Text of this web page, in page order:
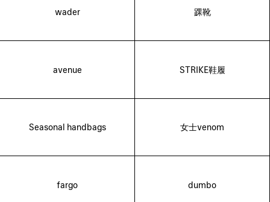
wader 踝靴
avenue STRIKE鞋履
Seasonal handbags 女士venom
fargo dumbo